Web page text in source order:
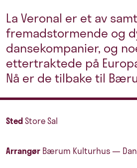
La Veronal er et av
fremadstormende og
dansekompanier, og
ettertraktede på
Nå er de tilbake til
StedStore Sal
Arrangør Bærum Kulturhus —